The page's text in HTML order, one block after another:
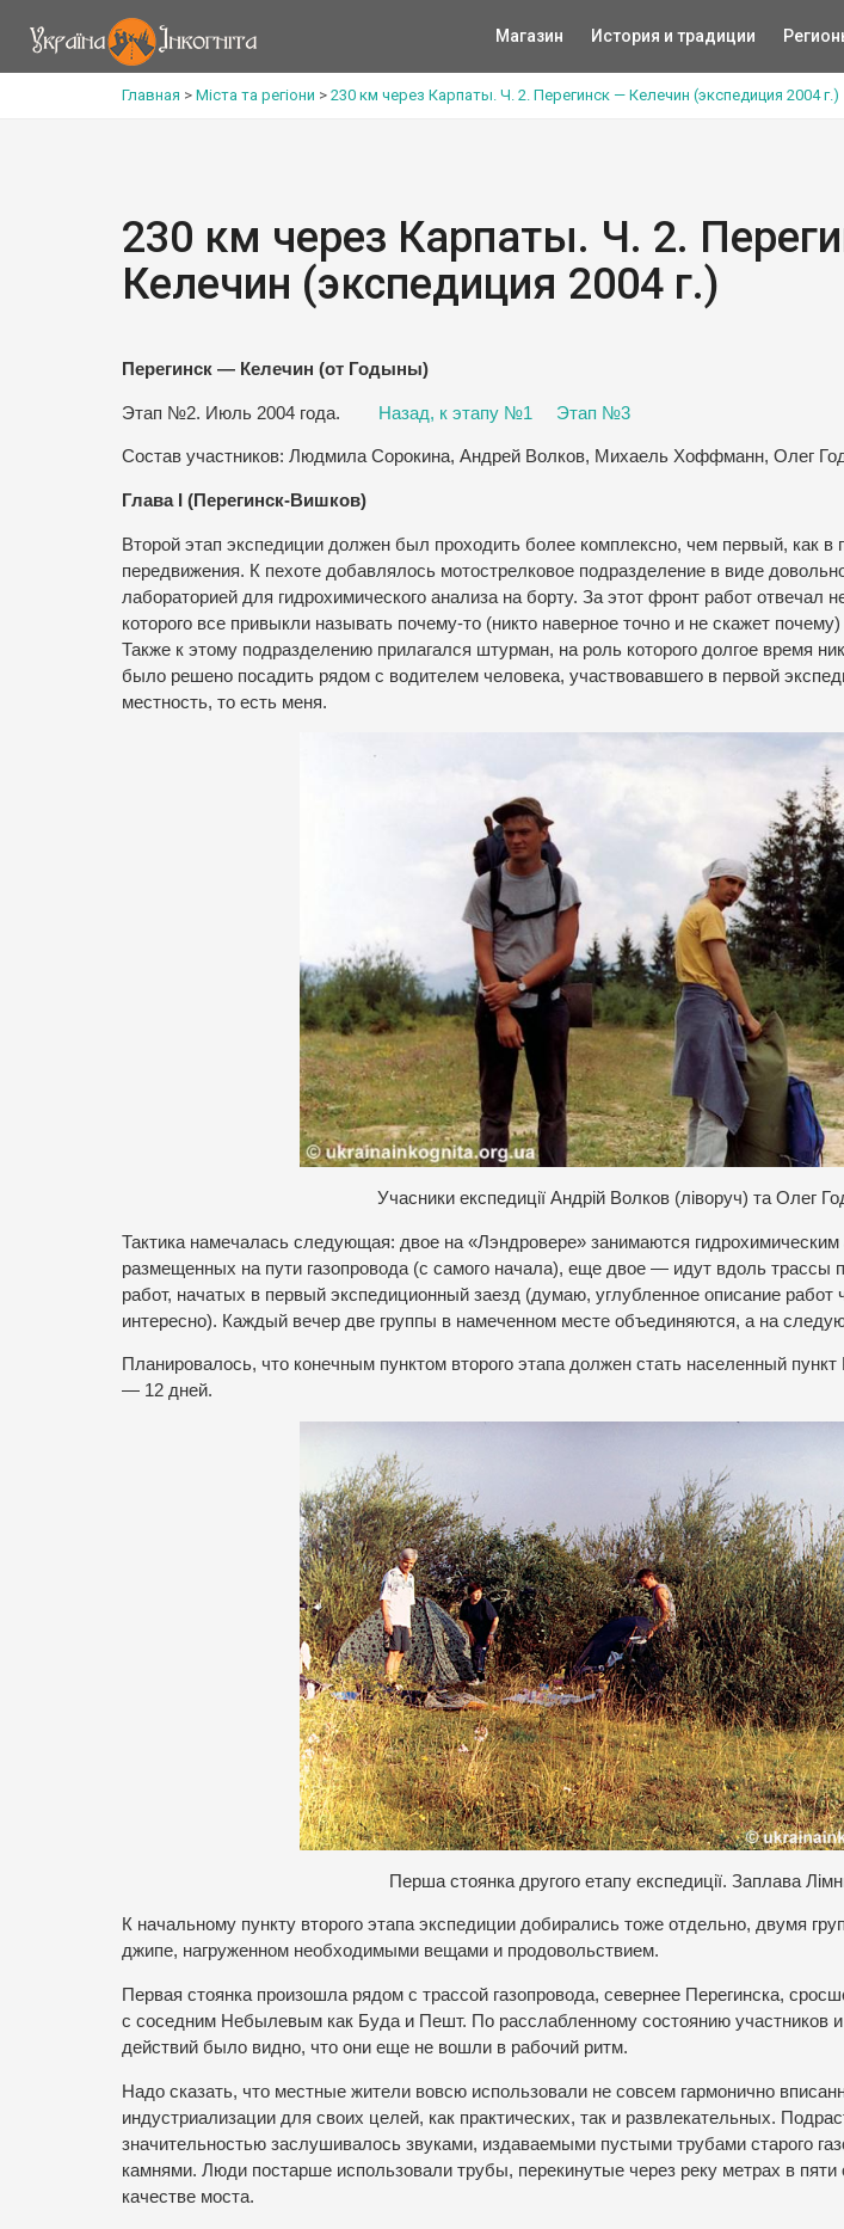
Магазин История и традиции
Главная > Міста та регіони > 230 км через Карпаты. Ч. 2. Перегинск — Келечин (экспедиция 2004 г.)
230 км через Карпаты. Ч. 2.
Келечин (экспедиция 2004 г.)
Перегинск — Келечин (от Годыны)
Этап №2. Июль 2004 года. Назад, к этапу №1 Этап №3
Состав участников: Людмила Сорокина, Андрей Волков, Михаель Хоффманн, Олег
Глава І (Перегинск-Вишков)
Второй этап экспедиции должен был проходить более комплексно, чем первый, как в
передвижения. К пехоте добавлялось мотострелковое подразделение в виде
лабораторией для гидрохимического анализа на борту. За этот фронт работ
которого все привыкли называть почему-то (никто наверное точно и не скажет
Также к этому подразделению прилагался штурман, на роль которого долгое время
было решено посадить рядом с водителем человека, участвовавшего в первой
местность, то есть меня.
Учасники експедиції Андрій Волков (ліворуч) та Олег
Тактика намечалась следующая: двое на «Лэндровере» занимаются
размещенных на пути газопровода (с самого начала), еще двое — идут вдоль
работ, начатых в первый экспедиционный заезд (думаю, углубленное описание работ
интересно). Каждый вечер две группы в намеченном месте объединяются, а на
Планировалось, что конечным пунктом второго этапа должен стать населенный
— 12 дней.
Перша стоянка другого етапу експедиції. Заплава
К начальному пункту второго этапа экспедиции добирались тоже отдельно, двумя
джипе, нагруженном необходимыми вещами и продовольствием.
Первая стоянка произошла рядом с трассой газопровода, севернее Перегинска,
с соседним Небылевым как Буда и Пешт. По расслабленному состоянию участников
действий было видно, что они еще не вошли в рабочий ритм.
Надо сказать, что местные жители вовсю использовали не совсем гармонично
индустриализации для своих целей, как практических, так и развлекательных.
значительностью заслушивалось звуками, издаваемыми пустыми трубами старого
камнями. Люди постарше использовали трубы, перекинутые через реку метрах в пяти
качестве моста.